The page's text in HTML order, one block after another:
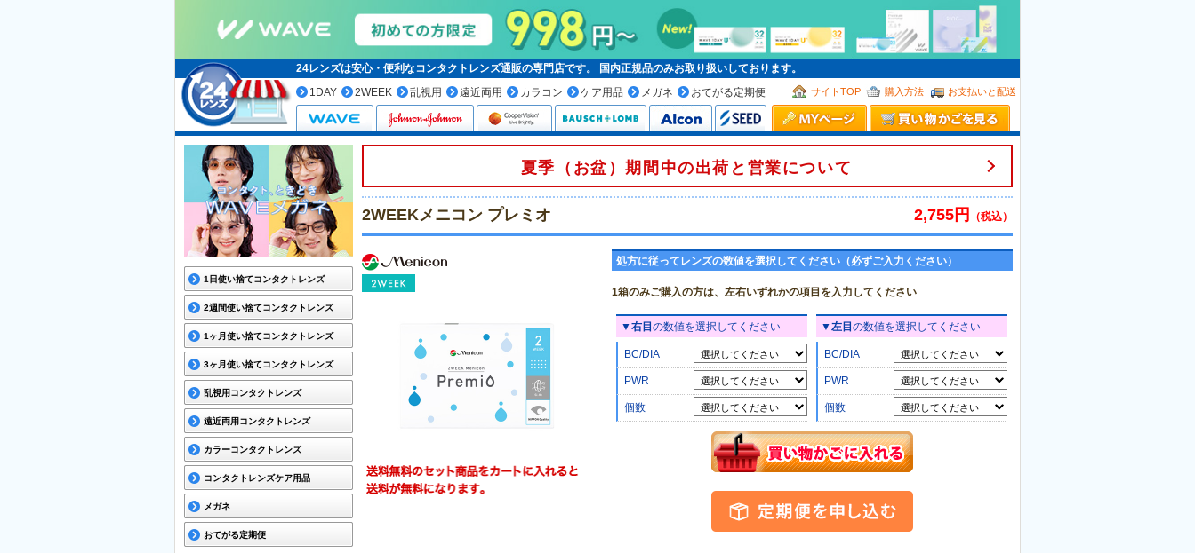
24レンズは安心・便利なコンタクトレンズ通販の専門店です。 国内正規品のみお取り扱いしております。
1DAY
2WEEK 乱視用 遠近両用 カラコン ケア用品 メガネ おてがる定期便 サイトTOP 購入方法 お支払いと配送
1日使い捨てコンタクトレンズ
2週間使い捨てコンタクトレンズ
1ヶ月使い捨てコンタクトレンズ
3ヶ月使い捨てコンタクトレンズ
乱視用コンタクトレンズ
遠近両用コンタクトレンズ
カラーコンタクトレンズ
コンタクトレンズケア用品
メガネ
おてがる定期便
夏季（お盆）期間中の出荷と営業について
2WEEKメニコン プレミオ 2,755円 （税込）
処方に従ってレンズの数値を選択してください（必ずご入力ください）
1箱のみご購入の方は、左右いずれかの項目を入力してください
▼右目の数値を選択してください
BC/DIA
PWR
個数
▼左目の数値を選択してください
BC/DIA
PWR
個数